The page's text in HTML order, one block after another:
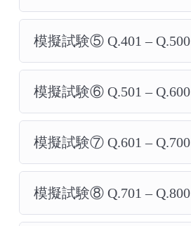
模擬試験⑤ Q.401 – Q.500
模擬試験⑥ Q.501 – Q.600
模擬試験⑦ Q.601 – Q.700
模擬試験⑧ Q.701 – Q.800